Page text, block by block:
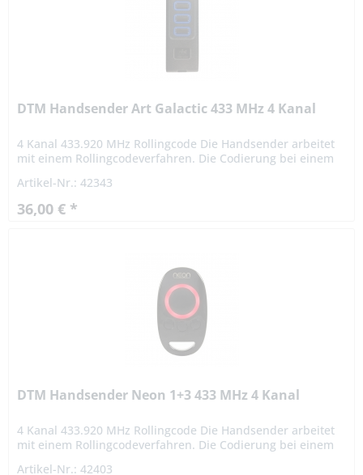
DTM Handsender Art Galactic 433 MHz 4 Kanal
4 Kanal 433.920 MHz Rollingcode Die Handsender arbeitet
mit einem Rollingcodeverfahren. Die Codierung bei einem
nach...
Artikel-Nr.: 42343
36,00 € *
DTM Handsender Neon 1+3 433 MHz 4 Kanal
4 Kanal 433.920 MHz Rollingcode Die Handsender arbeitet
mit einem Rollingcodeverfahren. Die Codierung bei einem
Artikel-Nr.: 42403